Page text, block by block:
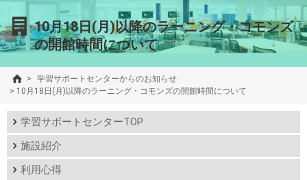
10月18日(月)以降のラーニング・コモンズ
の開館時間について
>
学習サポートセンターからのお知らせ
> 10月18日(月)以降のラーニング・コモンズの開館時間について
学習サポートセンターTOP
施設紹介
利用心得